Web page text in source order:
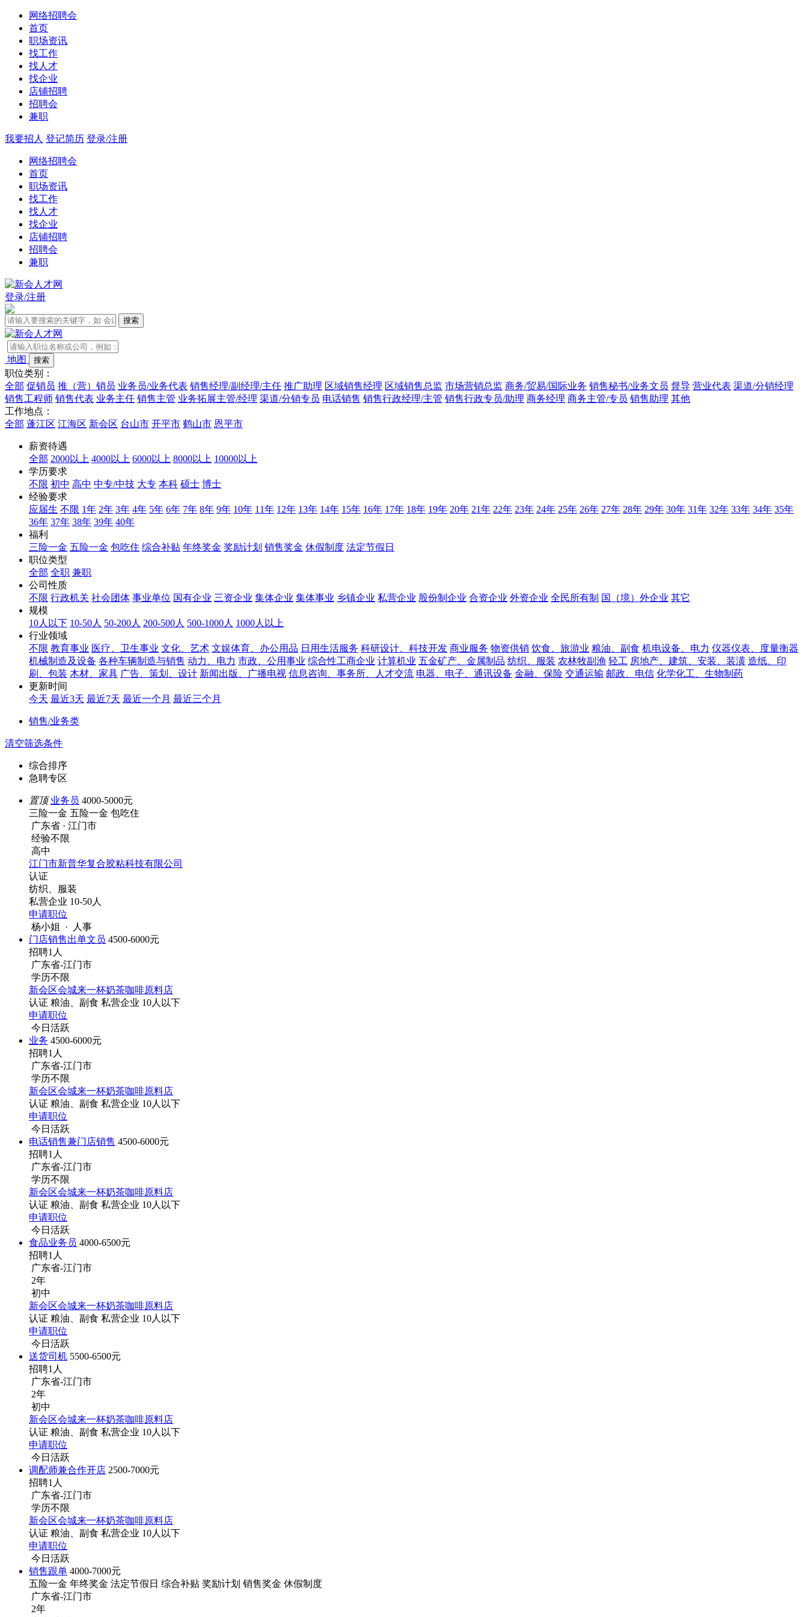
网络招聘会
首页
职场资讯
找工作
找人才
找企业
店铺招聘
招聘会
兼职
我要招人 登记简历 登录/注册
网络招聘会
首页
职场资讯
找工作
找人才
找企业
店铺招聘
招聘会
兼职
登录/注册
地图
职位类别：
全部 促销员 推（营）销员 业务员/业务代表 销售经理/副经理/主任 推广助理 区域销售经理 区域销售总监 市场营销总监 商务/贸易/国际业务 销售秘书/业务文员 督导 营业代表 渠道/分销经理
销售工程师 销售代表 业务主任 销售主管 业务拓展主管/经理 渠道/分销专员 电话销售 销售行政经理/主管 销售行政专员/助理 商务经理 商务主管/专员 销售助理 其他
工作地点：
全部 蓬江区 江海区 新会区 台山市 开平市 鹤山市 恩平市
薪资待遇
全部 2000以上 4000以上 6000以上 8000以上 10000以上
学历要求
不限 初中 高中 中专/中技 大专 本科 硕士 博士
经验要求
应届生 不限 1年 2年 3年 4年 5年 6年 7年 8年 9年 10年 11年 12年 13年 14年 15年 16年 17年 18年 19年 20年 21年 22年 23年 24年 25年 26年 27年 28年 29年 30年 31年 32年 33年 34年 35年
36年 37年 38年 39年 40年
福利
三险一金 五险一金 包吃住 综合补贴 年终奖金 奖励计划 销售奖金 休假制度 法定节假日
职位类型
全部 全职 兼职
公司性质
不限 行政机关 社会团体 事业单位 国有企业 三资企业 集体企业 集体事业 乡镇企业 私营企业 股份制企业 合资企业 外资企业 全民所有制 国（境）外企业 其它
规模
10人以下 10-50人 50-200人 200-500人 500-1000人 1000人以上
行业领域
不限 教育事业 医疗、卫生事业 文化、艺术 文娱体育、办公用品 日用生活服务 科研设计、科技开发 商业服务 物资供销 饮食、旅游业 粮油、副食 机电设备、电力 仪器仪表、度量衡器
机械制造及设备 各种车辆制造与销售 动力、电力 市政、公用事业 综合性工商企业 计算机业 五金矿产、金属制品 纺织、服装 农林牧副渔 轻工 房地产、建筑、安装、装潢 造纸、印
刷、包装 木材、家具 广告、策划、设计 新闻出版、广播电视 信息咨询、事务所、人才交流 电器、电子、通讯设备 金融、保险 交通运输 邮政、电信 化学化工、生物制药
更新时间
今天 最近3天 最近7天 最近一个月 最近三个月
销售/业务类
清空筛选条件
综合排序
急聘专区
置顶 业务员 4000-5000元
三险一金 五险一金 包吃住
广东省 · 江门市
经验不限
高中
江门市新普华复合胶粘科技有限公司
认证
纺织、服装
私营企业 10-50人
申请职位
杨小姐 · 人事
门店销售出单文员 4500-6000元
招聘1人
广东省-江门市
学历不限
新会区会城来一杯奶茶咖啡原料店
认证 粮油、副食 私营企业 10人以下
申请职位
今日活跃
业务 4500-6000元
招聘1人
广东省-江门市
学历不限
新会区会城来一杯奶茶咖啡原料店
认证 粮油、副食 私营企业 10人以下
申请职位
今日活跃
电话销售兼门店销售 4500-6000元
招聘1人
广东省-江门市
学历不限
新会区会城来一杯奶茶咖啡原料店
认证 粮油、副食 私营企业 10人以下
申请职位
今日活跃
食品业务员 4000-6500元
招聘1人
广东省-江门市
2年
初中
新会区会城来一杯奶茶咖啡原料店
认证 粮油、副食 私营企业 10人以下
申请职位
今日活跃
送货司机 5500-6500元
招聘1人
广东省-江门市
2年
初中
新会区会城来一杯奶茶咖啡原料店
认证 粮油、副食 私营企业 10人以下
申请职位
今日活跃
调配师兼合作开店 2500-7000元
招聘1人
广东省-江门市
学历不限
新会区会城来一杯奶茶咖啡原料店
认证 粮油、副食 私营企业 10人以下
申请职位
今日活跃
销售跟单 4000-7000元
五险一金 年终奖金 法定节假日 综合补贴 奖励计划 销售奖金 休假制度
广东省-江门市
2年